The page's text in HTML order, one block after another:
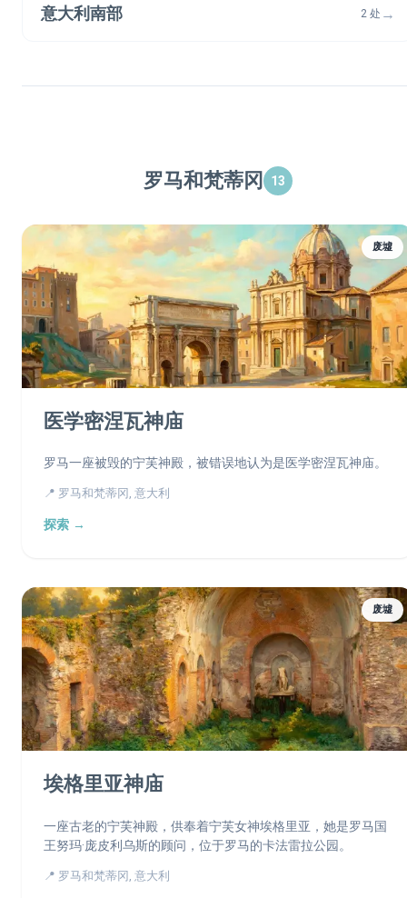
意大利南部 2 处 →
罗马和梵蒂冈 13
废墟
医学密涅瓦神庙
罗马一座被毁的宁芙神殿，被错误地认为是医学密涅瓦神庙。
📍 罗马和梵蒂冈, 意大利
探索 →
废墟
埃格里亚神庙
一座古老的宁芙神殿，供奉着宁芙女神埃格里亚，她是罗马国
王努玛·庞皮利乌斯的顾问，位于罗马的卡法雷拉公园。
📍 罗马和梵蒂冈, 意大利